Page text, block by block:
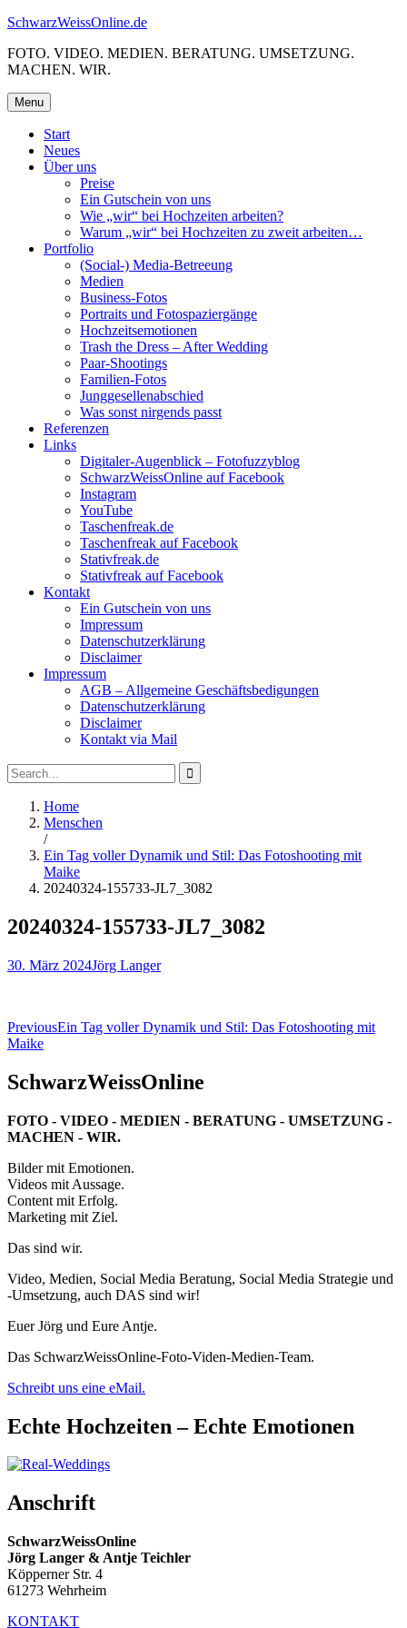
Skip
content
SchwarzWeissOnline.de
FOTO. VIDEO. MEDIEN. BERATUNG. UMSETZUNG.
MACHEN. WIR.
Menu
Start
Neues
Über uns
Preise
Ein Gutschein von uns
Wie „wir“ bei Hochzeiten arbeiten?
Warum „wir“ bei Hochzeiten zu zweit arbeiten…
Portfolio
(Social-) Media-Betreeung
Medien
Business-Fotos
Portraits und Fotospaziergänge
Hochzeitsemotionen
Trash the Dress – After Wedding
Paar-Shootings
Familien-Fotos
Junggesellenabschied
Was sonst nirgends passt
Referenzen
Links
Digitaler-Augenblick – Fotofuzzyblog
SchwarzWeissOnline auf Facebook
Instagram
YouTube
Taschenfreak.de
Taschenfreak auf Facebook
Stativfreak.de
Stativfreak auf Facebook
Kontakt
Ein Gutschein von uns
Impressum
Datenschutzerklärung
Disclaimer
Impressum
AGB – Allgemeine Geschäftsbedigungen
Datenschutzerklärung
Disclaimer
Kontakt via Mail
Search
Search
for:
Home
Menschen
/
Ein Tag voller Dynamik und Stil: Das Fotoshooting mit
Maike
20240324-155733-JL7_3082
20240324-155733-JL7_3082
30. März 2024Jörg Langer
Beitragsnavigation
PreviousEin Tag voller Dynamik und Stil: Das Fotoshooting mit
Maike
SchwarzWeissOnline
FOTO - VIDEO - MEDIEN - BERATUNG - UMSETZUNG -
MACHEN - WIR.
Bilder mit Emotionen.
Videos mit Aussage.
Content mit Erfolg.
Marketing mit Ziel.
Das sind wir.
Video, Medien, Social Media Beratung, Social Media Strategie und
-Umsetzung, auch DAS sind wir!
Euer Jörg und Eure Antje.
Das SchwarzWeissOnline-Foto-Viden-Medien-Team.
Schreibt uns eine eMail.
Echte Hochzeiten – Echte Emotionen
Anschrift
SchwarzWeissOnline
Jörg Langer & Antje Teichler
Köpperner Str. 4
61273 Wehrheim
KONTAKT